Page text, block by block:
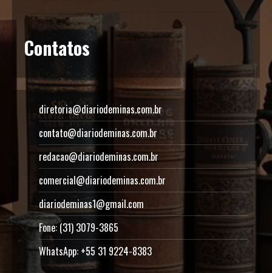
Contatos
diretoria@diariodeminas.com.br
contato@diariodeminas.com.br
redacao@diariodeminas.com.br
comercial@diariodeminas.com.br
diariodeminas1@gmail.com
Fone: (31) 3079-3865
WhatsApp: +55 31 9224-8383